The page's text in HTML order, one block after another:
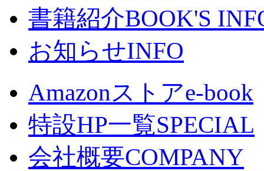
書籍紹介BOOK'S
お知らせINFO
Amazonストアe-book
特設HP一覧SPECIAL
会社概要COMPANY